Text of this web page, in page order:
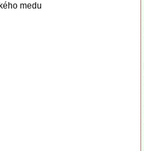
medu